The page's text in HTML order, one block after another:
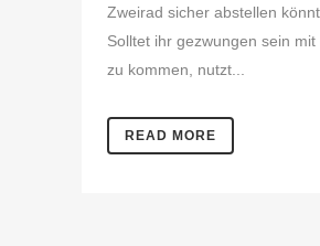
Zweirad sicher abstellen könnt!
Solltet ihr gezwungen sein mit
zu kommen, nutzt...
READ MORE